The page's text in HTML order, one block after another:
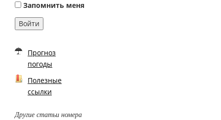
Запомнить меня
Войти
Прогноз
погоды
Полезные
ссылки
Другие статьи номера